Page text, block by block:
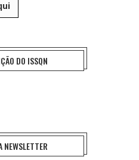
#CHARGE: PROGRAMAÇÃO
DO ISSQN
NEWSLETTER